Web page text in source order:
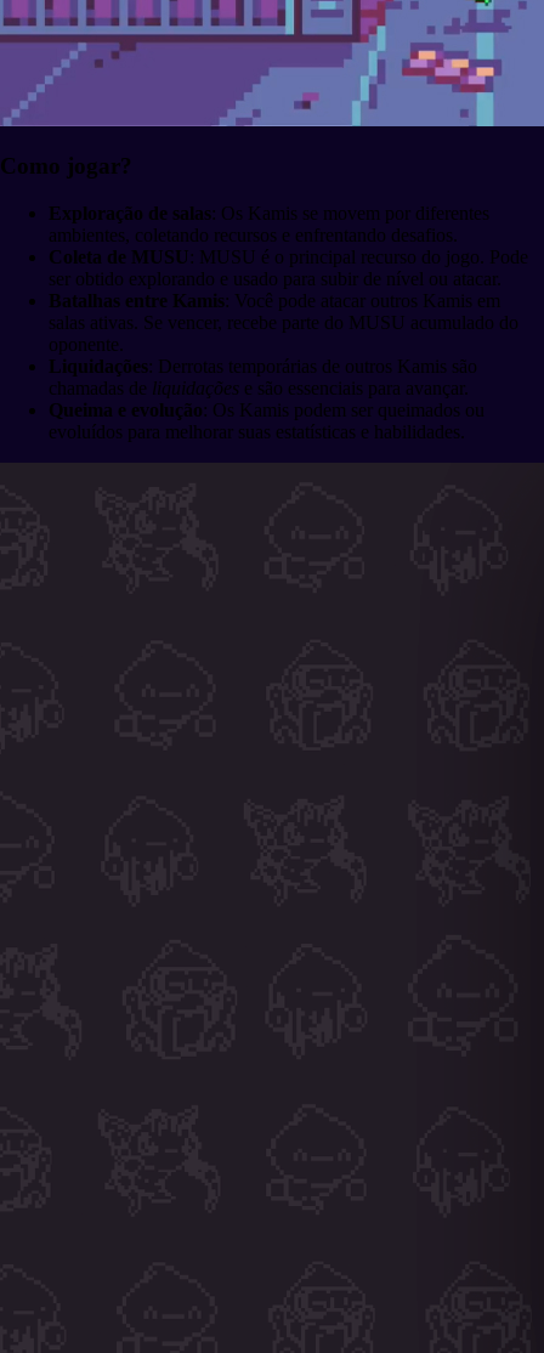
Como jogar?
Exploração de salas: Os Kamis se movem por diferentes
ambientes, coletando recursos e enfrentando desafios.
Coleta de MUSU: MUSU é o principal recurso do jogo. Pode
ser obtido explorando e usado para subir de nível ou atacar.
Batalhas entre Kamis: Você pode atacar outros Kamis em
salas ativas. Se vencer, recebe parte do MUSU acumulado do
oponente.
Liquidações: Derrotas temporárias de outros Kamis são
chamadas de liquidações e são essenciais para avançar.
Queima e evolução: Os Kamis podem ser queimados ou
evoluídos para melhorar suas estatísticas e habilidades.